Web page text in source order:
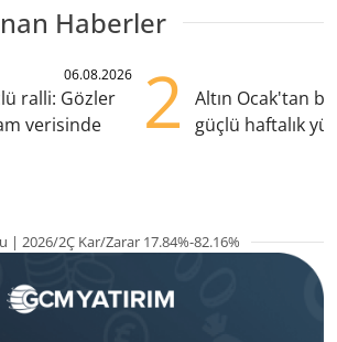
Haberler
06.08.2026
ralli: Gözler
verisinde
2
Altın Ocak'tan
güçlü haftalık
| 2026/2Ç Kar/Zarar 17.84%-82.16%